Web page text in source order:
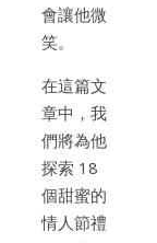
會讓他微
笑。
在這篇文
章中，我
們將為他
探索 18
個甜蜜的
情人節禮